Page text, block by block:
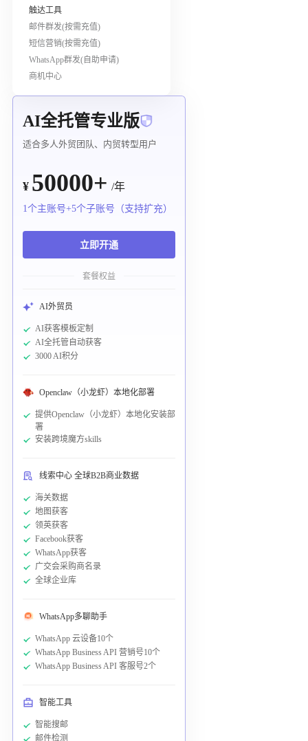
触达工具
邮件群发(按需充值)
短信营销(按需充值)
WhatsApp群发(自助申请)
商机中心
AI全托管专业版
适合多人外贸团队、内贸转型用户
¥ 50000+ /年
1个主账号+5个子账号（支持扩充）
立即开通
套餐权益
AI外贸员
AI获客模板定制
AI全托管自动获客
3000 AI积分
Openclaw（小龙虾）本地化部署
提供Openclaw（小龙虾）本地化安装部
署
安装跨境魔方skills
线索中心 全球B2B商业数据
海关数据
地图获客
领英获客
Facebook获客
WhatsApp获客
广交会采购商名录
全球企业库
WhatsApp多聊助手
WhatsApp 云设备10个
WhatsApp Business API 营销号10个
WhatsApp Business API 客服号2个
智能工具
智能搜邮
邮件检测